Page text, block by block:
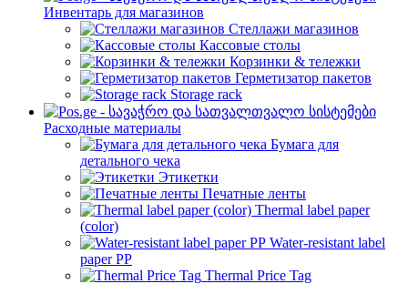
Инвентарь для магазинов
Стеллажи магазинов
Кассовые столы
Корзинки & тележки
Герметизатор пакетов
Storage rack
Расходные материалы
Бумага для
детального чека
Этикетки
Печатные ленты
Thermal label paper
(color)
Water-resistant label
paper PP
Thermal Price Tag